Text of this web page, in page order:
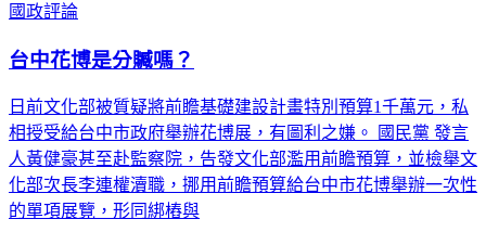
國政評論
台中花博是分贓嗎？
日前文化部被質疑將前瞻基礎建設計畫特別預算1千萬元，私
相授受給台中市政府舉辦花博展，有圖利之嫌。 國民黨 發言
人黃健豪甚至赴監察院，告發文化部濫用前瞻預算，並檢舉文
化部次長李連權瀆職，挪用前瞻預算給台中市花博舉辦一次性
的單項展覽，形同綁樁與